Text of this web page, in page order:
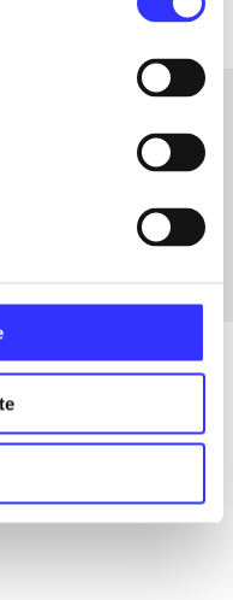
udgivelser